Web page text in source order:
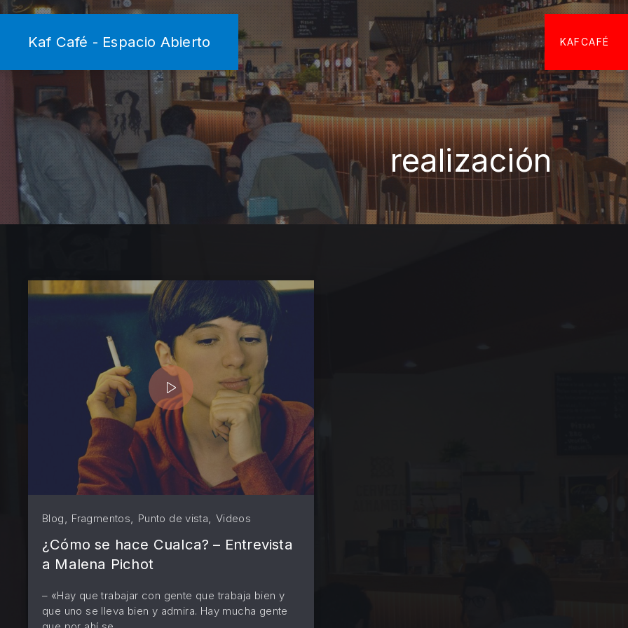
Kaf Café - Espacio Abierto KAFCAFÉ
realización
Blog Fragmentos Punto de vista Videos
¿Cómo se hace Cualca? – Entrevista
a Malena Pichot
– «Hay que trabajar con gente que trabaja bien y
que uno se lleva bien y admira. Hay mucha gente